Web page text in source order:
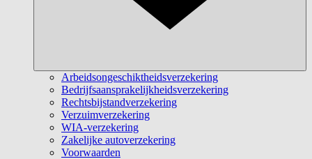
Arbeidsongeschiktheidsverzekering
Bedrijfsaansprakelijkheidsverzekering
Rechtsbijstandverzekering
Verzuimverzekering
WIA-verzekering
Zakelijke autoverzekering
Voorwaarden